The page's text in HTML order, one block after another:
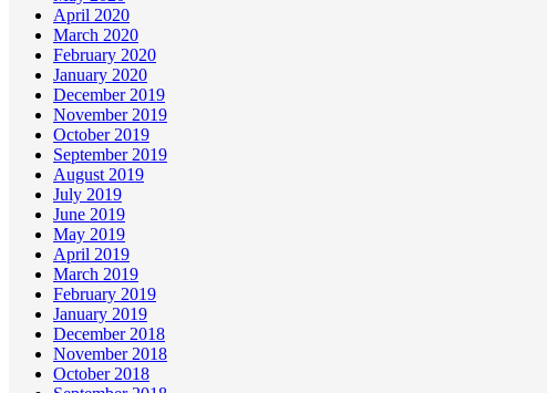
April 2020
March 2020
February 2020
January 2020
December 2019
November 2019
October 2019
September 2019
August 2019
July 2019
June 2019
May 2019
April 2019
March 2019
February 2019
January 2019
December 2018
November 2018
October 2018